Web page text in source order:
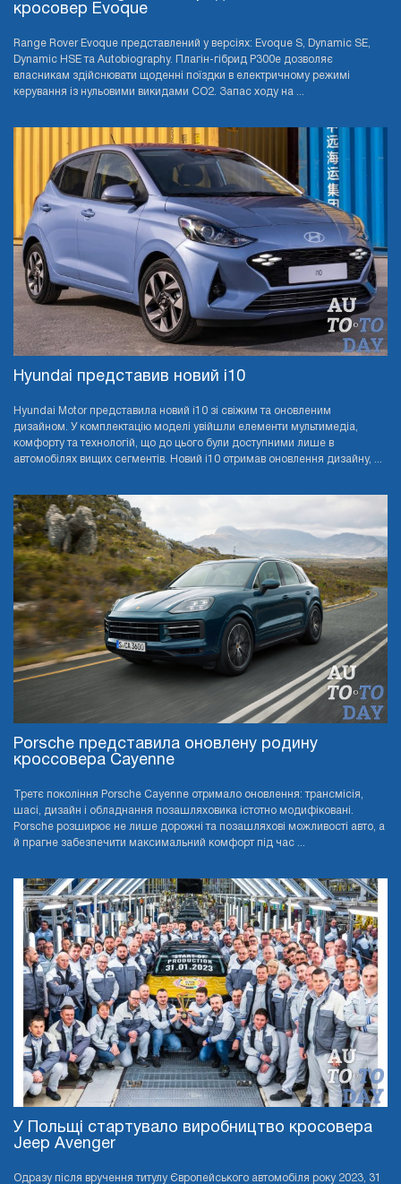
кросовер Evoque
Range Rover Evoque представлений у версіях: Evoque S, Dynamic SE,
Dynamic HSE та Autobiography. Плагін-гібрид P300e дозволяє
власникам здійснювати щоденні поїздки в електричному режимі
керування із нульовими викидами CO2. Запас ходу на ...
Hyundai представив новий i10
Hyundai Motor представила новий i10 зі свіжим та оновленим
дизайном. У комплектацію моделі увійшли елементи мультимедіа,
комфорту та технологій, що до цього були доступними лише в
автомобілях вищих сегментів. Новий i10 отримав оновлення дизайну, ...
Porsche представила оновлену родину
кроссовера Cayenne
Третє покоління Porsche Cayenne отримало оновлення: трансмісія,
шасі, дизайн і обладнання позашляховика істотно модифіковані.
Porsche розширює не лише дорожні та позашляхові можливості авто, а
й прагне забезпечити максимальний комфорт під час ...
У Польщі стартувало виробництво кросовера
Jeep Avenger
Одразу після вручення титулу Європейського автомобіля року 2023, 31